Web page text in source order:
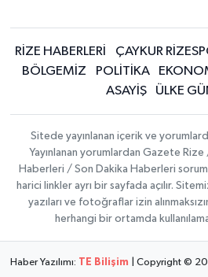
RİZE HABERLERİ ÇAYKUR
BÖLGEMİZ
POLİTİKA
ASAYİŞ
ÜLKE
Sitede yayınlanan içerik ve
Yayınlanan yorumlardan Gazete
Haberleri / Son Dakika Haberleri
harici linkler ayrı bir sayfada açılır.
yazıları ve fotoğraflar izin
herhangi bir ortamda
Haber Yazılımı: TE Bilişim | Copyright ©